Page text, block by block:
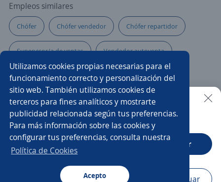
Utilizamos cookies propias necesarias para el
funcionamiento correcto y personalización del
sitio web. También utilizamos cookies de
terceros para fines analíticos y mostrarte
publicidad relacionada según tus preferencias.
Para más información sobre las cookies y
configurar tus preferencias, consulta nuestra
Política de Cookies
Acepto
Empleos similares
Chófer Chófer vendedor Chófer repartidor
Supervisor/a de ventas Vendedor autoventa
Vendedor motociclista Motociclista
Representante comercial Chófer almacenista
Chófer de reparto Ayudante de chófer repartidor
Ayudante de chófer reparto
Chófer vendedor al detalle
Buscar es más fácil en la app
CT App Abrir
Navegador Continuar